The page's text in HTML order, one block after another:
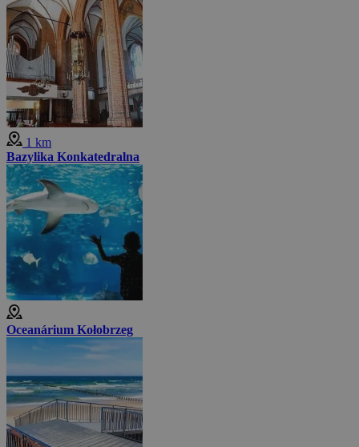
1 km
Bazylika Konkatedralna
Oceanárium Kołobrzeg